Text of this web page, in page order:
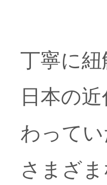
2026年6
丁寧に
日本の
わって
さまざ